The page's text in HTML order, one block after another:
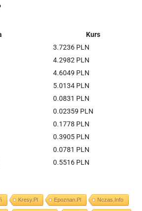
Kurs
3.7236 PLN
4.2982 PLN
4.6049 PLN
5.0134 PLN
0.0831 PLN
0.02359 PLN
0.1778 PLN
0.3905 PLN
0.0781 PLN
0.5516 PLN
Kresy.pl Epoznan.pl Nczas.info